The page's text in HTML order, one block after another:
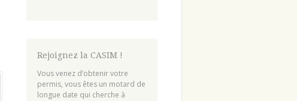
Rejoignez la CASIM !
Vous venez d’obtenir votre
permis, vous êtes un motard de
longue date qui cherche à